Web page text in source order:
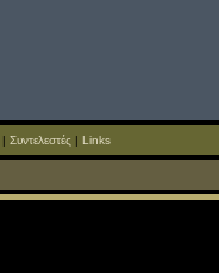
| Συντελεστές | Links